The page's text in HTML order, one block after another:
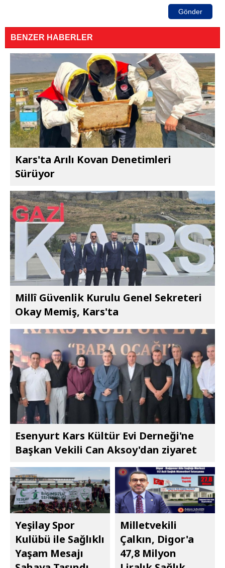
Gönder
BENZER HABERLER
Kars'ta Arılı Kovan Denetimleri
Sürüyor
Millî Güvenlik Kurulu Genel Sekreteri
Okay Memiş, Kars'ta
Esenyurt Kars Kültür Evi Derneği'ne
Başkan Vekili Can Aksoy'dan ziyaret
Yeşilay Spor
Kulübü ile Sağlıklı
Yaşam Mesajı
Milletvekili
Çalkın, Digor'a
47,8 Milyon